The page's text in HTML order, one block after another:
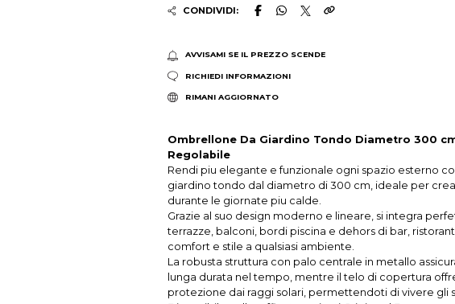
CONDIVIDI:
AVVISAMI SE IL PREZZO SCENDE
RICHIEDI INFORMAZIONI
RIMANI AGGIORNATO
Ombrellone Da Giardino Tondo Diametro 300
Regolabile
Rendi piu elegante e funzionale ogni spazio esterno
giardino tondo dal diametro di 300 cm, ideale per
durante le giornate piu calde.
Grazie al suo design moderno e lineare, si integra
terrazze, balconi, bordi piscina e dehors di bar,
comfort e stile a qualsiasi ambiente.
La robusta struttura con palo centrale in metallo
lunga durata nel tempo, mentre il telo di copertura
protezione dai raggi solari, permettendoti di vivere gli